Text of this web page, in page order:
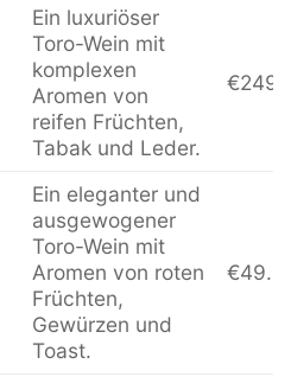
Ein luxuriöser
Toro-Wein mit
komplexen
Aromen von
reifen Früchten,
Tabak und Leder.
Ein eleganter und
ausgewogener
Toro-Wein mit
Aromen von roten
Früchten,
Gewürzen und
Toast.